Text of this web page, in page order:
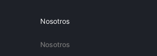
Nosotros
Nosotros